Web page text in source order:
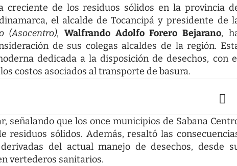
creciente de los residuos sólidos en la provincia
el alcalde de Tocancipá y presidente de
(Asocentro), Walfrando Adolfo Forero Bejarano,
de sus colegas alcaldes de la región.
dedicada a la disposición de desechos, con
costos asociados al transporte de basura.
señalando que los once municipios de Sabana
residuos sólidos. Además, resaltó las
del actual manejo de desechos, desde
vertederos sanitarios.